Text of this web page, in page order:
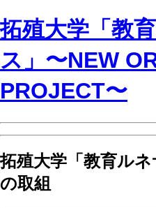
拓殖大学「教
ス」〜NEW
PROJECT〜
拓殖大学「教育ル
の取組